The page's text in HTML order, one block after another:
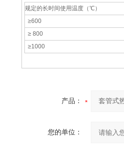
规定的长时间使用温度（℃）
≥600
≥ 800
≥1000
产品：
您的单位：